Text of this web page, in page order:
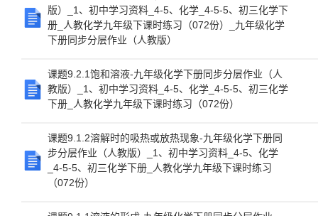
版）_1、初中学习资料_4-5、化学_4-5-5、初三化学下
册_人教化学九年级下课时练习（072份）_九年级化学
下册同步分层作业（人教版）
课题9.2.1饱和溶液-九年级化学下册同步分层作业（人
教版）_1、初中学习资料_4-5、化学_4-5-5、初三化学
下册_人教化学九年级下课时练习（072份）
课题9.1.2溶解时的吸热或放热现象-九年级化学下册同
步分层作业（人教版）_1、初中学习资料_4-5、化学
_4-5-5、初三化学下册_人教化学九年级下课时练习
（072份）